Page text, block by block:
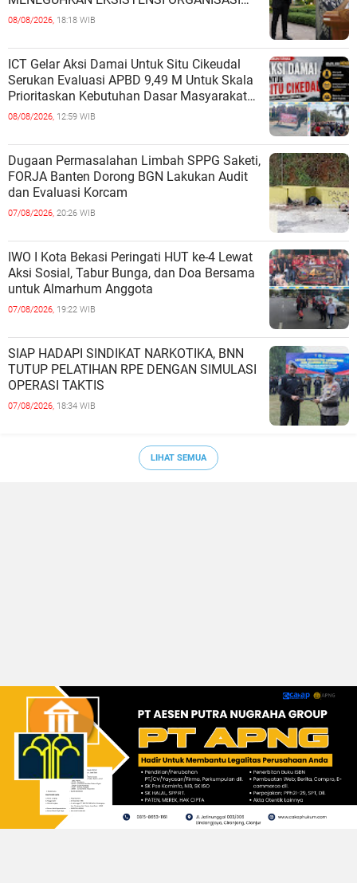
MAHASISWA HUKUM UNIVERSITAS
08/08/2026, 18:18 WIB
ICT Gelar Aksi Damai Untuk Situ Cikeudal
Serukan Evaluasi APBD 9,49 M Untuk Skala
Prioritaskan Kebutuhan Dasar Masyarakat
Belum Saat nya Butuh Kawasa
08/08/2026, 12:59 WIB
Dugaan Permasalahan Limbah SPPG Saketi,
FORJA Banten Dorong BGN Lakukan Audit
dan Evaluasi Korcam
07/08/2026, 20:26 WIB
IWO I Kota Bekasi Peringati HUT ke-4 Lewat
Aksi Sosial, Tabur Bunga, dan Doa Bersama
untuk Almarhum Anggota
07/08/2026, 19:22 WIB
SIAP HADAPI SINDIKAT NARKOTIKA, BNN
TUTUP PELATIHAN RPE DENGAN SIMULASI
OPERASI TAKTIS
07/08/2026, 18:34 WIB
LIHAT SEMUA